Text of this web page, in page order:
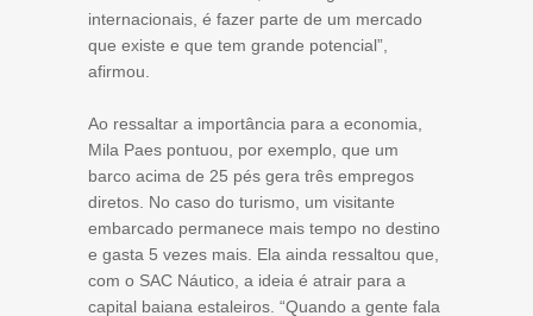
internacionais, é fazer parte de um mercado
que existe e que tem grande potencial”,
afirmou.
Ao ressaltar a importância para a economia,
Mila Paes pontuou, por exemplo, que um
barco acima de 25 pés gera três empregos
diretos. No caso do turismo, um visitante
embarcado permanece mais tempo no destino
e gasta 5 vezes mais. Ela ainda ressaltou que,
com o SAC Náutico, a ideia é atrair para a
capital baiana estaleiros. “Quando a gente fala